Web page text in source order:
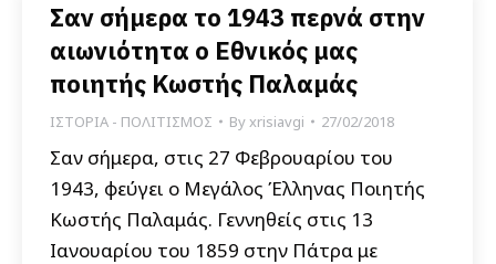
Σαν σήμερα το 1943 περνά στην
αιωνιότητα ο Εθνικός μας
ποιητής Κωστής Παλαμάς
ΙΣΤΟΡΙΑ - ΠΟΛΙΤΙΣΜΟΣ Byxrisiavgi 27/02/2018
Σαν σήμερα, στις 27 Φεβρουαρίου του
1943, φεύγει ο Μεγάλος Έλληνας Ποιητής
Κωστής Παλαμάς. Γεννηθείς στις 13
Ιανουαρίου του 1859 στην Πάτρα με